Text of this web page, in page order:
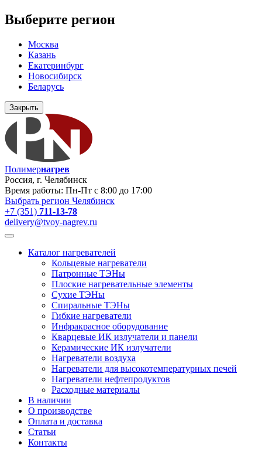
Выберите регион
Москва
Казань
Екатеринбург
Новосибирск
Беларусь
Закрыть
Полимернагрев
Россия, г. Челябинск
Время работы: Пн-Пт с 8:00 до 17:00
Выбрать регион Челябинск
+7 (351) 711-13-78
delivery@tvoy-nagrev.ru
Каталог нагревателей
Кольцевые нагреватели
Патронные ТЭНы
Плоские нагревательные элементы
Сухие ТЭНы
Спиральные ТЭНы
Гибкие нагреватели
Инфракрасное оборудование
Кварцевые ИК излучатели и панели
Керамические ИК излучатели
Нагреватели воздуха
Нагреватели для высокотемпературных печей
Нагреватели нефтепродуктов
Расходные материалы
В наличии
О производстве
Оплата и доставка
Статьи
Контакты